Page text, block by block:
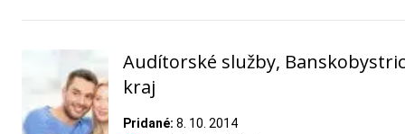
Audítorské služby,
kraj
Pridané: 8. 10. 2014